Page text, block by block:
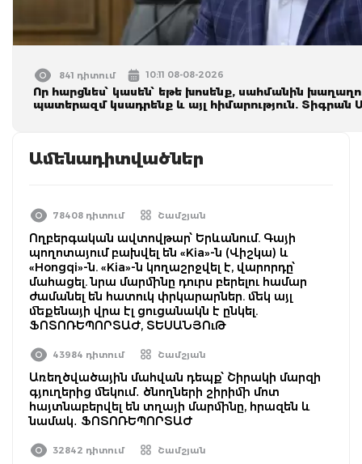
841 դիտում 10:11 08-08-2026
Որ հարցնես՝ կասեն՝ եթե խոսենք, սահմանին
պատերազմ կuադրենք և այլ հիմարnւթյուն. Տիգրան
Ամենադիտվածներ
78408 դիտում Շամշյան
Ողբերգական ավտովթար՝ Երևանում. Գայի
պողոտայում բախվել են «Kia»-ն (Վիշկա) և
«Hongqi»-ն. «Kia»-ն կողաշրջվել է, վարորդը՝
մահացել. նրա մարմինը դուրս բերելու համար
ժամանել են հատուկ փրկարարներ. մեկ այլ
մեքենայի վրա էլ ցուցանակն է ընկել.
ՖՈՏՈՌԵՊՈՐՏԱԺ, ՏԵՍԱՆՅՈւԹ
43984 դիտում Շամշյան
Առեղծվածային մահվան դեպք՝ Շիրակի մարզի
գյուղերից մեկում․ ծնողների շիրիմի մոտ
հայտնաբերվել են տղայի մարմինը, հրազեն և
նամակ․ ՖՈՏՈՌԵՊՈՐՏԱԺ
32842 դիտում Շամշյան